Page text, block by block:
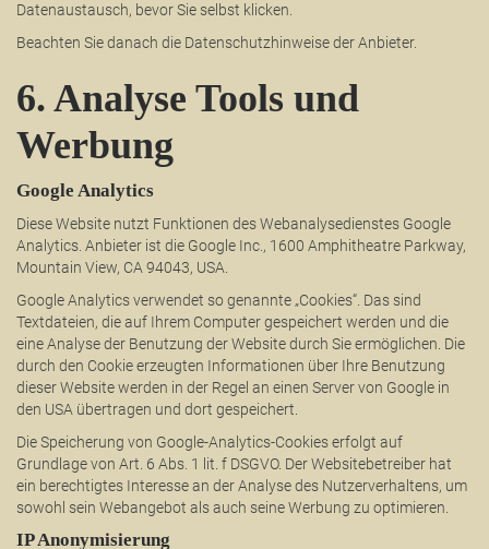
Datenaustausch, bevor Sie selbst klicken.
Beachten Sie danach die Datenschutzhinweise der Anbieter.
6. Analyse Tools und
Werbung
Google Analytics
Diese Website nutzt Funktionen des Webanalysedienstes Google
Analytics. Anbieter ist die Google Inc., 1600 Amphitheatre Parkway,
Mountain View, CA 94043, USA.
Google Analytics verwendet so genannte „Cookies“. Das sind
Textdateien, die auf Ihrem Computer gespeichert werden und die
eine Analyse der Benutzung der Website durch Sie ermöglichen. Die
durch den Cookie erzeugten Informationen über Ihre Benutzung
dieser Website werden in der Regel an einen Server von Google in
den USA übertragen und dort gespeichert.
Die Speicherung von Google-Analytics-Cookies erfolgt auf
Grundlage von Art. 6 Abs. 1 lit. f DSGVO. Der Websitebetreiber hat
ein berechtigtes Interesse an der Analyse des Nutzerverhaltens, um
sowohl sein Webangebot als auch seine Werbung zu optimieren.
IP Anonymisierung